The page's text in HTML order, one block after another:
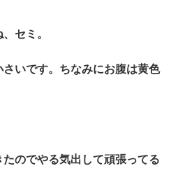
セミ。
いです。ちなみにお腹は黄色
のでやる気出して頑張ってる